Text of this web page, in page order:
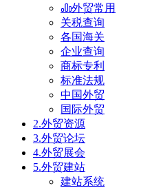
外贸常用
关税查询
各国海关
企业查询
商标专利
标准法规
中国外贸
国际外贸
2.外贸资源
3.外贸论坛
4.外贸展会
5.外贸建站
建站系统